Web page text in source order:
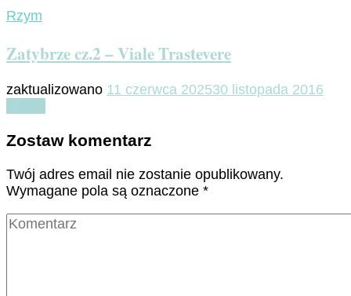
Rzym
Zatybrze cz.2 – Viale Trastevere
zaktualizowano 11 czerwca 202530 listopada 2016
Zostaw komentarz
Twój adres email nie zostanie opublikowany.
Wymagane pola są oznaczone *